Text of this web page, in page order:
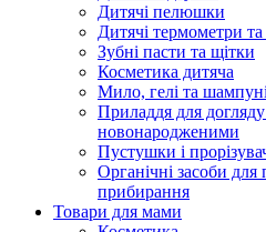
Дитячі пелюшки
Дитячі термометри та
Зубні пасти та щітки
Косметика дитяча
Мило, гелі та шампуні
Приладдя для догляду
новонародженими
Пустушки і
Органічні засоби для
прибирання
Товари для мами